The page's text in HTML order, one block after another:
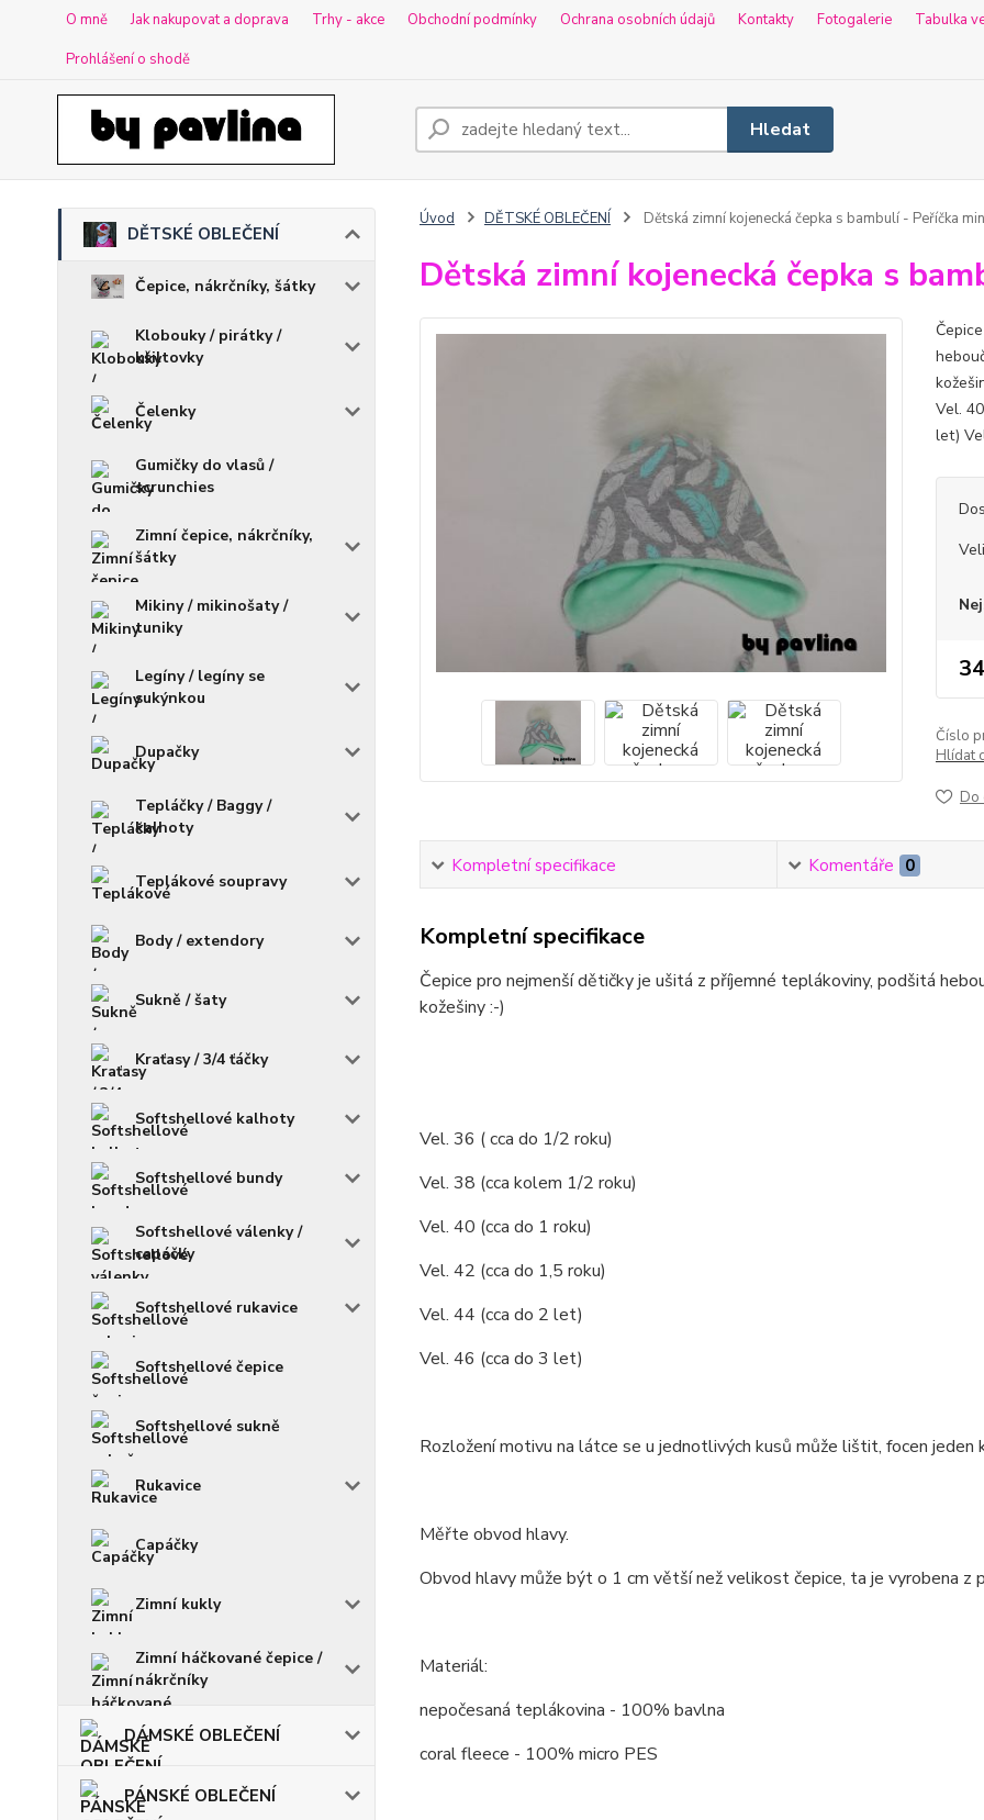
O mně Jak nakupovat a doprava Trhy - akce Obchodní podmínky Ochrana osobních údajů Kontakty Fotogalerie
Tabulka
Prohlášení o shodě
Hledat
DĚTSKÉ OBLEČENÍ
Čepice, nákrčníky, šátky
Klobouky / pirátky /
kšiltovky
Čelenky
Gumičky do vlasů /
scrunchies
Zimní čepice, nákrčníky,
šátky
Mikiny / mikinošaty /
tuniky
Legíny / legíny se
sukýnkou
Dupačky
Tepláčky / Baggy /
kalhoty
Teplákové soupravy
Body / extendory
Sukně / šaty
Kraťasy / 3/4 ťáčky
Softshellové kalhoty
Softshellové bundy
Softshellové válenky /
capáčky
Softshellové rukavice
Softshellové čepice
Softshellové sukně
Rukavice
Capáčky
Zimní kukly
Zimní háčkované čepice /
nákrčníky
DÁMSKÉ OBLEČENÍ
PÁNSKÉ OBLEČENÍ
Úvod DĚTSKÉ OBLEČENÍ Dětská zimní kojenecká čepka s bambulí - Peříčka
Dětská zimní kojenecká čepka s
Vel.
let)
Číslo
Hlídat
Do
Kompletní specifikace Komentáře 0
Kompletní specifikace
Čepice pro nejmenší dětičky je ušitá z příjemné teplákoviny, podšitá
kožešiny :-)
Vel. 36 ( cca do 1/2 roku)
Vel. 38 (cca kolem 1/2 roku)
Vel. 40 (cca do 1 roku)
Vel. 42 (cca do 1,5 roku)
Vel. 44 (cca do 2 let)
Vel. 46 (cca do 3 let)
Rozložení motivu na látce se u jednotlivých kusů může lištit, focen jeden
Měřte obvod hlavy.
Obvod hlavy může být o 1 cm větší než velikost čepice, ta je vyrobena z
Materiál:
nepočesaná teplákovina - 100% bavlna
coral fleece - 100% micro PES